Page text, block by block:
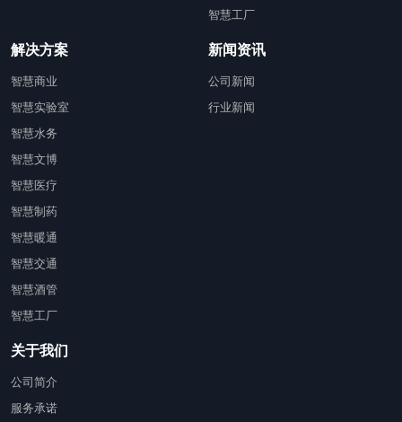
智慧工厂
解决方案
智慧商业
智慧实验室
智慧水务
智慧文博
智慧医疗
智慧制药
智慧暖通
智慧交通
智慧酒管
智慧工厂
新闻资讯
公司新闻
行业新闻
关于我们
公司简介
服务承诺